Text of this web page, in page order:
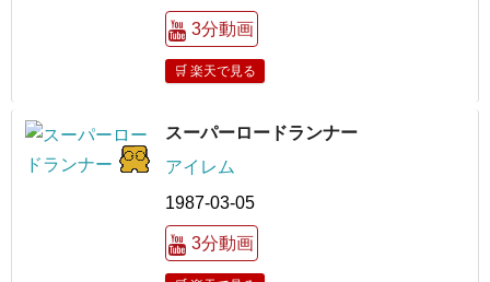
3分動画
🛒 楽天で見る
スーパーロードランナー
アイレム
1987-03-05
3分動画